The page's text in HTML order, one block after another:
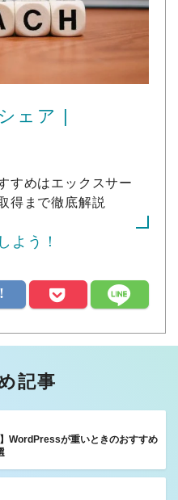
ェア |
すめはエックスサー
得まで徹底解説
よう！
記事
】WordPressが重いときのおすすめ